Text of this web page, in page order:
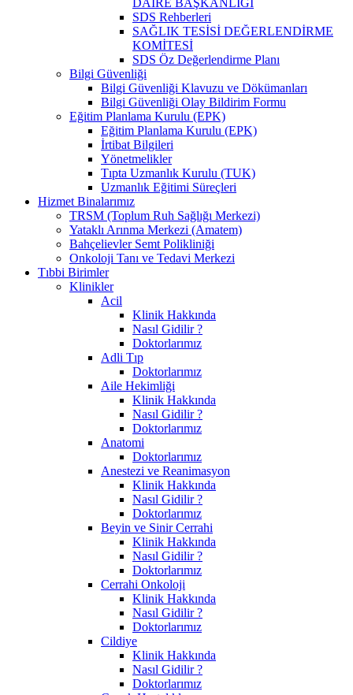
SDS Rehberleri
SAĞLIK TESİSİ DEĞERLENDİRME
KOMİTESİ
SDS Öz Değerlendirme Planı
Bilgi Güvenliği
Bilgi Güvenliği Klavuzu ve Dökümanları
Bilgi Güvenliği Olay Bildirim Formu
Eğitim Planlama Kurulu (EPK)
Eğitim Planlama Kurulu (EPK)
İrtibat Bilgileri
Yönetmelikler
Tıpta Uzmanlık Kurulu (TUK)
Uzmanlık Eğitimi Süreçleri
Hizmet Binalarımız
TRSM (Toplum Ruh Sağlığı Merkezi)
Yataklı Arınma Merkezi (Amatem)
Bahçelievler Semt Polikliniği
Onkoloji Tanı ve Tedavi Merkezi
Tıbbi Birimler
Klinikler
Acil
Klinik Hakkında
Nasıl Gidilir ?
Doktorlarımız
Adli Tıp
Doktorlarımız
Aile Hekimliği
Klinik Hakkında
Nasıl Gidilir ?
Doktorlarımız
Anatomi
Doktorlarımız
Anestezi ve Reanimasyon
Klinik Hakkında
Nasıl Gidilir ?
Doktorlarımız
Beyin ve Sinir Cerrahi
Klinik Hakkında
Nasıl Gidilir ?
Doktorlarımız
Cerrahi Onkoloji
Klinik Hakkında
Nasıl Gidilir ?
Doktorlarımız
Cildiye
Klinik Hakkında
Nasıl Gidilir ?
Doktorlarımız